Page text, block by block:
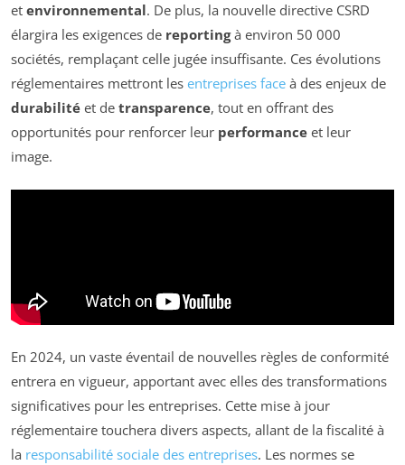
et environnemental. De plus, la nouvelle directive CSRD
élargira les exigences de reportingà environ 50 000
sociétés, remplaçant celle jugée insuffisante. Ces évolutions
réglementaires mettront les entreprises face à des enjeux de
durabilité et de transparence, tout en offrant des
opportunités pour renforcer leur performance et leur
image.
En 2024, un vaste éventail de nouvelles règles de conformité
entrera en vigueur, apportant avec elles des transformations
significatives pour les entreprises. Cette mise à jour
réglementaire touchera divers aspects, allant de la fiscalité à
la responsabilité sociale des entreprises. Les normes se